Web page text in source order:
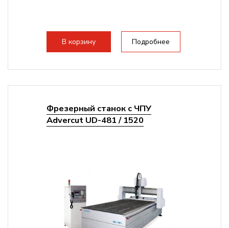
В корзину Подробнее
Фрезерный станок с ЧПУ
Advercut UD-481 / 1520